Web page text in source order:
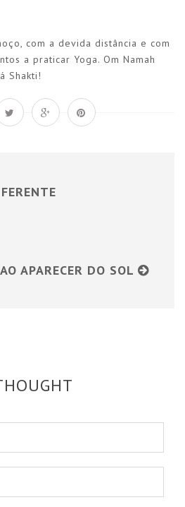
com a devida distância e com
a praticar Yoga. Om Namah
Shakti!
AO APARECER DO SOL